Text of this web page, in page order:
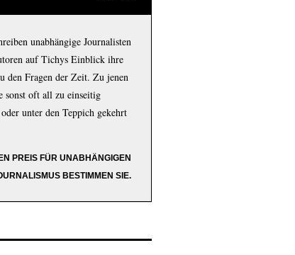
unabhängige Journalisten
auf Tichys Einblick ihre
den Fragen der Zeit. Zu jenen
sonst oft all zu einseitig
unter den Teppich gekehrt
PREIS FÜR UNABHÄNGIGEN
BESTIMMEN SIE.